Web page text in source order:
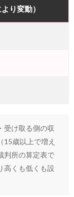
り変動）
受け取る側の収
15歳以上で増え
判所の算定表で
高くも低くも設